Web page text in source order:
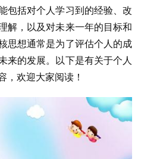
包括对个人学习到的经验、改
解，以及对未来一年的目标和
思想通常是为了评估个人的成
来的发展。以下是有关于个人
，欢迎大家阅读！